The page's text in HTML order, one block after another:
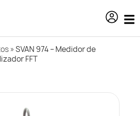
»SVAN 974 – Medidor de
FFT